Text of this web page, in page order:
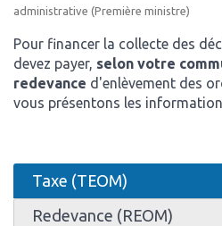
administrative (Première ministre)
Pour financer la collecte des
devez payer, selon votre
redevance d'enlèvement des
vous présentons les
Taxe (TEOM)
Redevance (REOM)